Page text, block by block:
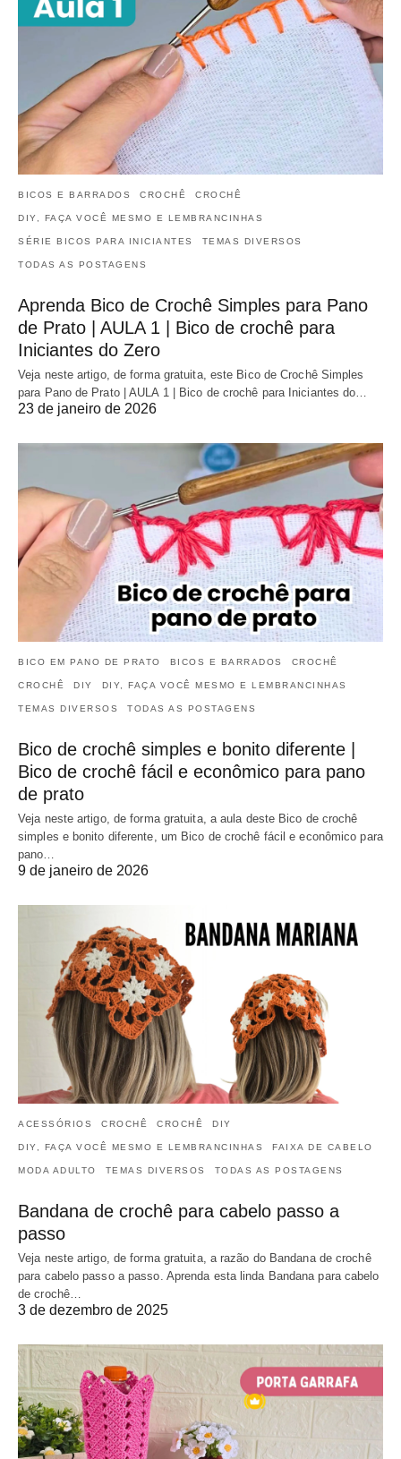
BICOS E BARRADOS CROCHÊ CROCHÊ
DIY, FAÇA VOCÊ MESMO E LEMBRANCINHAS
SÉRIE BICOS PARA INICIANTES TEMAS DIVERSOS
TODAS AS POSTAGENS
Aprenda Bico de Crochê Simples para Pano
de Prato | AULA 1 | Bico de crochê para
Iniciantes do Zero
Veja neste artigo, de forma gratuita, este Bico de Crochê Simples
para Pano de Prato | AULA 1 | Bico de crochê para Iniciantes do…
23 de janeiro de 2026
BICO EM PANO DE PRATO BICOS E BARRADOS CROCHÊ
CROCHÊ DIY DIY, FAÇA VOCÊ MESMO E LEMBRANCINHAS
TEMAS DIVERSOS TODAS AS POSTAGENS
Bico de crochê simples e bonito diferente |
Bico de crochê fácil e econômico para pano
de prato
Veja neste artigo, de forma gratuita, a aula deste Bico de crochê
simples e bonito diferente, um Bico de crochê fácil e econômico para
pano…
9 de janeiro de 2026
ACESSÓRIOS CROCHÊ CROCHÊ DIY
DIY, FAÇA VOCÊ MESMO E LEMBRANCINHAS FAIXA DE CABELO
MODA ADULTO TEMAS DIVERSOS TODAS AS POSTAGENS
Bandana de crochê para cabelo passo a
passo
Veja neste artigo, de forma gratuita, a razão do Bandana de crochê
para cabelo passo a passo. Aprenda esta linda Bandana para cabelo
de crochê…
3 de dezembro de 2025